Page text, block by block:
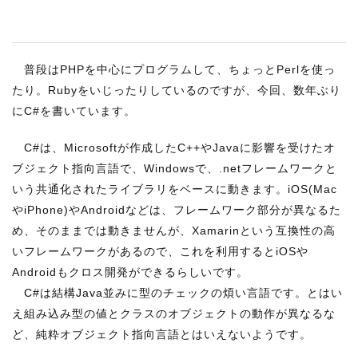
CONTACT US
サイトマップ
約款
プライバシーポリシー
普段はPHPを中心にプログラムして、ちょっとPerlを使っ
たり。Rubyをいじったりしているのですが、今回、数年ぶり
にC#を書いています。
C#は、Microsoftが作成したC++やJavaに影響を受けたオ
ブジェクト指向言語で、Windowsで、.netフレームワークと
いう共通化されたライブラリをベースに動きます。iOS(Mac
やiPhone)やAndroidなどは、フレームワーク部分が異なるた
め、そのままでは動きませんが、Xamarinという互換性の高
いフレームワークがあるので、これを利用するとiOSや
Androidもクロス開発ができるらしいです。
C#は結構Java並みに型のチェックの煩い言語です。とはい
え組み込み型の値とクラスのオブジェクトの動作が異なるな
ど、純粋オブジェクト指向言語とはいえないようです。